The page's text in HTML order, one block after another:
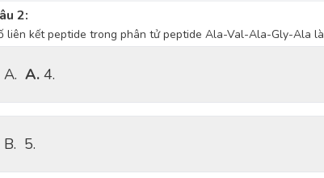
2:
liên kết peptide trong phân tử peptide Ala-Val-Ala-Gly-Ala là
A. A. 4.
B. 5.